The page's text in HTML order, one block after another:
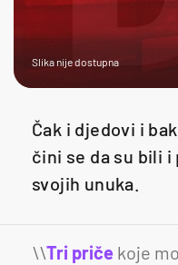
Slika nije dostupna
Čak i djedovi i
čini se da su bili
svojih unuka.
\\Tri priče koje